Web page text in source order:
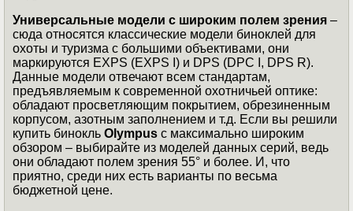
Универсальные модели с широким полем зрения –
сюда относятся классические модели биноклей для
охоты и туризма с большими объективами, они
маркируются EXPS (EXPS I) и DPS (DPC I, DPS R).
Данные модели отвечают всем стандартам,
предъявляемым к современной охотничьей оптике:
обладают просветляющим покрытием, обрезиненным
корпусом, азотным заполнением и т.д. Если вы решили
купить бинокль Olympus с максимально широким
обзором – выбирайте из моделей данных серий, ведь
они обладают полем зрения 55° и более. И, что
приятно, среди них есть варианты по весьма
бюджетной цене.